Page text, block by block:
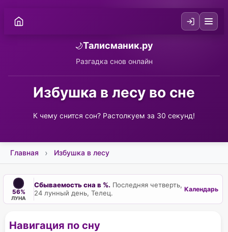
🌙Талисманик.ру
Разгадка снов онлайн
Избушка в лесу во сне
К чему снится сон? Растолкуем за 30 секунд!
Главная Избушка в лесу
56%
ЛУНА
Сбываемость сна в %. Последняя четверть,
24 лунный день, Телец.
Календарь
Навигация по сну